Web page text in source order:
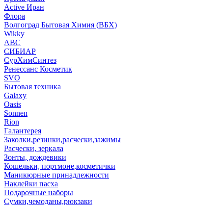
Аctive Иран
Флора
Волгоград Бытовая Химия (ВБХ)
Wikky
АВС
СИБИАР
СурХимСинтез
Ренессанс Косметик
SVO
Бытовая техника
Galaxy
Oasis
Sonnen
Rion
Галантерея
Заколки,резинки,расчески,зажимы
Расчески, зеркала
Зонты, дождевики
Кошельки, портмоне,косметички
Маникюрные принадлежности
Наклейки пасха
Подарочные наборы
Сумки,чемоданы,рюкзаки